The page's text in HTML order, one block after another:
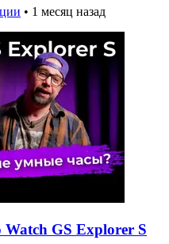
• 1 месяц назад
GS Explorer S